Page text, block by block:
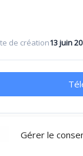
Gérer le
de création13 juin